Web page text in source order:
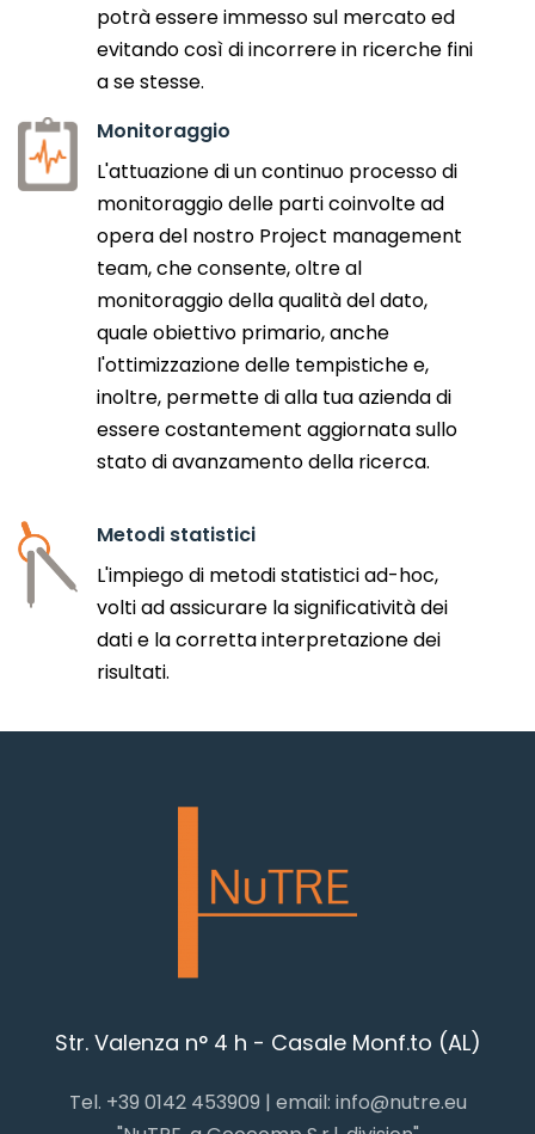
potrà essere immesso sul mercato ed
evitando così di incorrere in ricerche fini
a se stesse.
Monitoraggio
L'attuazione di un continuo processo di
monitoraggio delle parti coinvolte ad
opera del nostro Project management
team, che consente, oltre al
monitoraggio della qualità del dato,
quale obiettivo primario, anche
l'ottimizzazione delle tempistiche e,
inoltre, permette di alla tua azienda di
essere costantement aggiornata sullo
stato di avanzamento della ricerca.
Metodi statistici
L'impiego di metodi statistici ad-hoc,
volti ad assicurare la significatività dei
dati e la corretta interpretazione dei
risultati.
Str. Valenza n° 4 h - Casale Monf.to (AL)
Tel. +39 0142 453909 | email: info@nutre.eu